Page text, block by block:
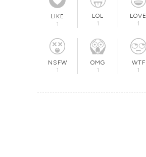
LIKE
1
LOL
1
LOVE
1
NSFW
1
OMG
1
WTF
1